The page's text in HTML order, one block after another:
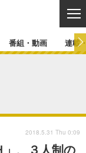
マンガ
カバー
番組・動画 連載
」、３人制の
2018.5.31 Thu 0:09